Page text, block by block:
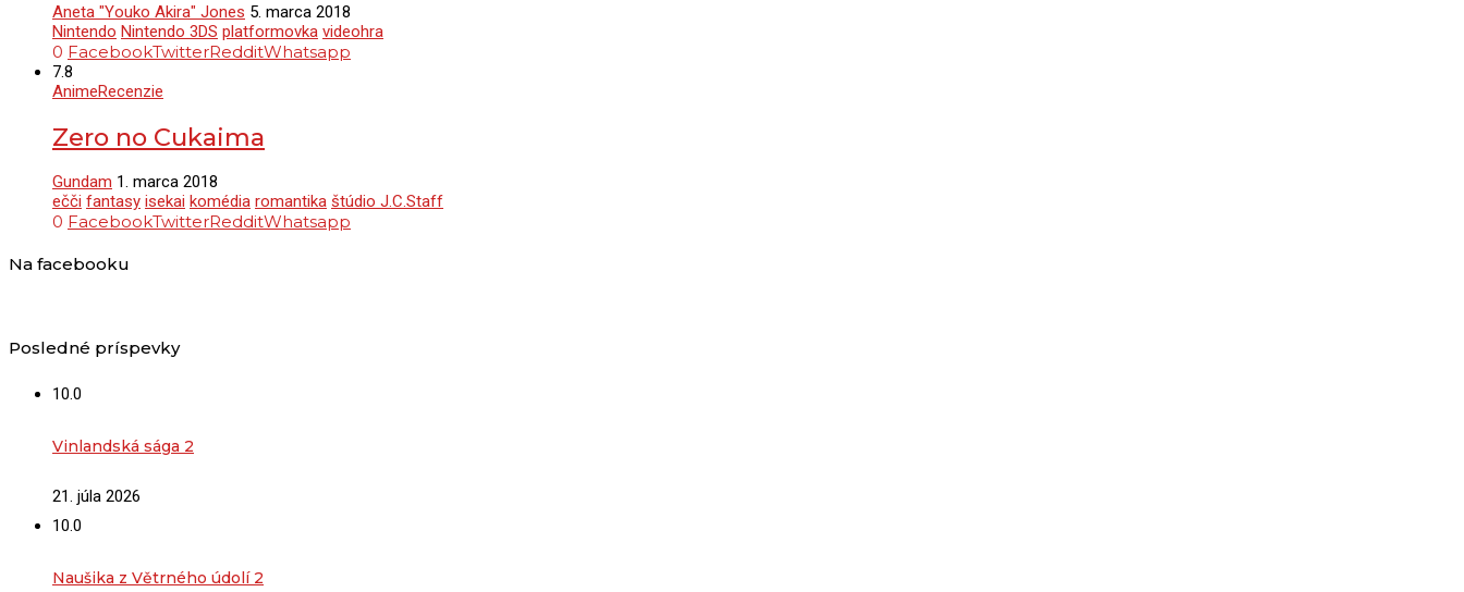
Aneta "Youko Akira" Jones 5. marca 2018
Nintendo Nintendo 3DS platformovka videohra
0 FacebookTwitterRedditWhatsapp
7.8
AnimeRecenzie
Zero no Cukaima
Gundam 1. marca 2018
ečči fantasy isekai komédia romantika štúdio J.C.Staff
0 FacebookTwitterRedditWhatsapp
Na facebooku
Posledné príspevky
10.0
Vinlandská sága 2
21. júla 2026
10.0
Naušika z Větrného údolí 2